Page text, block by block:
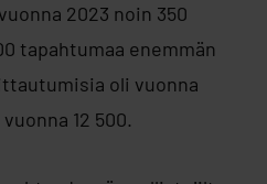
2023 noin 350
tapahtumaa enemmän
oli vuonna
12 500.